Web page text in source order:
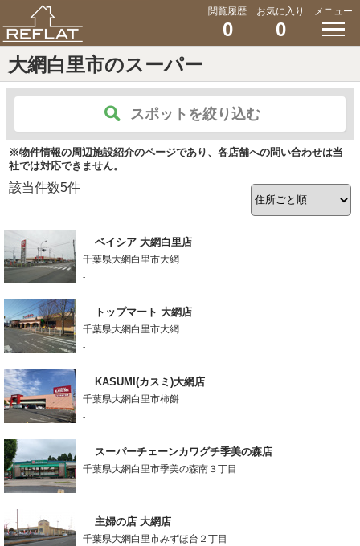
閲覧履歴
0
お気に入り
0
メニュー
大網白里市のスーパー
スポットを絞り込む
※物件情報の周辺施設紹介のページであり、各店舗への問い合わせは当
社では対応できません。
該当件数5件
ベイシア 大網白里店
千葉県大網白里市大網
-
トップマート 大網店
千葉県大網白里市大網
-
KASUMI(カスミ)大網店
千葉県大網白里市柿餅
-
スーパーチェーンカワグチ季美の森店
千葉県大網白里市季美の森南３丁目
-
主婦の店 大網店
千葉県大網白里市みずほ台２丁目